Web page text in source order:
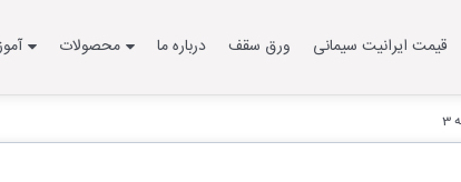
قیمت ایرانیت سیمانی ورق سقف درباره ما محصولات
3